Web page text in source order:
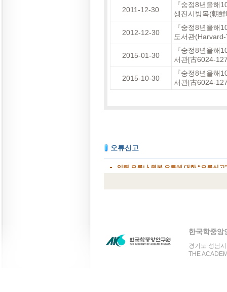
2011-12-30
『숭정8년을해
생진시방목(朝
2012-12-30
『숭정8년을해
도서관
2015-01-30
『숭정8년을해
서관[古6024-
2015-10-30
『숭정8년을해
서관[古6024-
한국학중앙
경기도 성남
THE